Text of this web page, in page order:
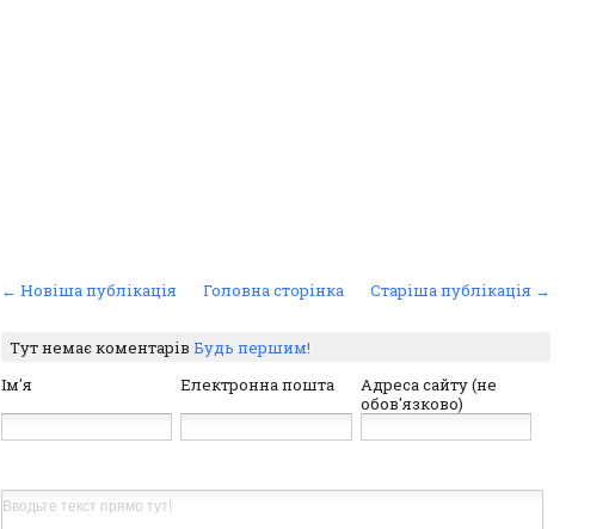
← Новіша публікація Старіша публікація →
Головна сторінка
Тут немає коментарів Будь першим!
Ім'я
Електронна пошта
Адреса сайту (не
обов'язково)